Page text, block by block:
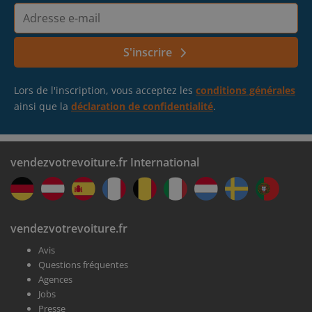
mail
S'inscrire
Lors de l'inscription, vous acceptez les conditions générales
ainsi que la déclaration de confidentialité.
vendezvotrevoiture.fr International
vendezvotrevoiture.fr
Avis
Questions fréquentes
Agences
Jobs
Presse